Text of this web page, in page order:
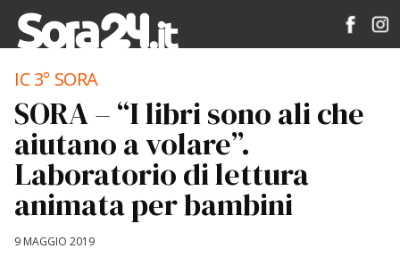
IC 3° SORA
SORA – “I libri sono ali che
aiutano a volare”.
Laboratorio di lettura
animata per bambini
9 MAGGIO 2019